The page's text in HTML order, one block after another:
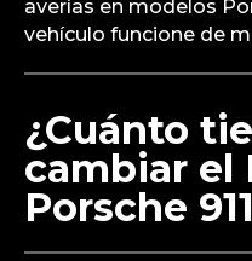
averías en modelos
vehículo funcione de
¿Cuánto
cambiar el
Porsche